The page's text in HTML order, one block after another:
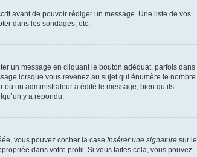
avant de pouvoir rédiger un message. Une liste de vos
dans les sondages, etc.
un message en cliquant le bouton adéquat, parfois dans
lorsque vous revenez au sujet qui énumère le nombre
ou un administrateur a édité le message, bien qu’ils
y a répondu.
vous pouvez cocher la case Insérer une signature sur le
dans votre profil. Si vous faites cela, vous pouvez